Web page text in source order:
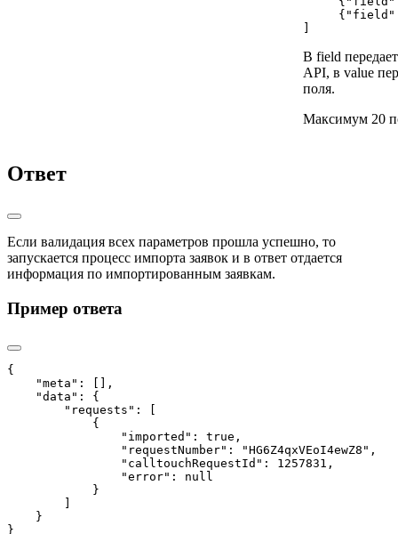
{"field":
В field
API, в value
поля.
Максимум 20
Ответ
Если валидация всех параметров прошла успешно, то
запускается процесс импорта заявок и в ответ отдается
информация по импортированным заявкам.
Пример ответа
{
    "meta": [],
    "data": {
        "requests": [
            {
                "imported": true,
                "requestNumber": "HG6Z4qxVEoI4ewZ8",
                "calltouchRequestId": 1257831,
                "error": null
            }
        ]
    }
}